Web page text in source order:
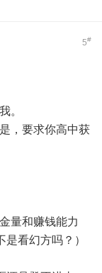
5#
。
，要求你高中获
量和赚钱能力
看幻方吗？）